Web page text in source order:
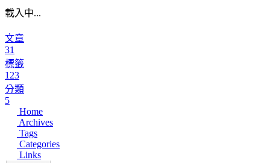
載入中...
文章
31
標籤
123
分類
5
Home
Archives
Tags
Categories
Links